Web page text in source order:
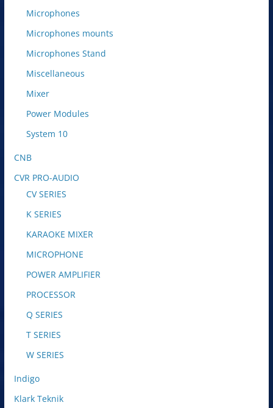
Microphones
Microphones mounts
Microphones Stand
Miscellaneous
Mixer
Power Modules
System 10
CNB
CVR PRO-AUDIO
CV SERIES
K SERIES
KARAOKE MIXER
MICROPHONE
POWER AMPLIFIER
PROCESSOR
Q SERIES
T SERIES
W SERIES
Indigo
Klark Teknik